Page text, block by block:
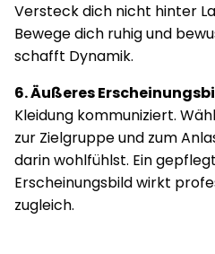
Versteck dich nicht hinter
Bewege dich ruhig und
schafft Dynamik.
6. Äußeres
Kleidung kommuniziert.
zur Zielgruppe und zum
darin wohlfühlst. Ein
Erscheinungsbild wirkt
zugleich.